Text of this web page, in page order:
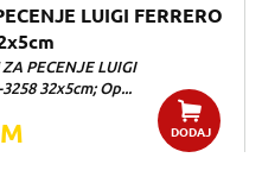
LUIGI FERRERO
PECENJE LUIGI
3258 32x5cm; Op...
DODAJ